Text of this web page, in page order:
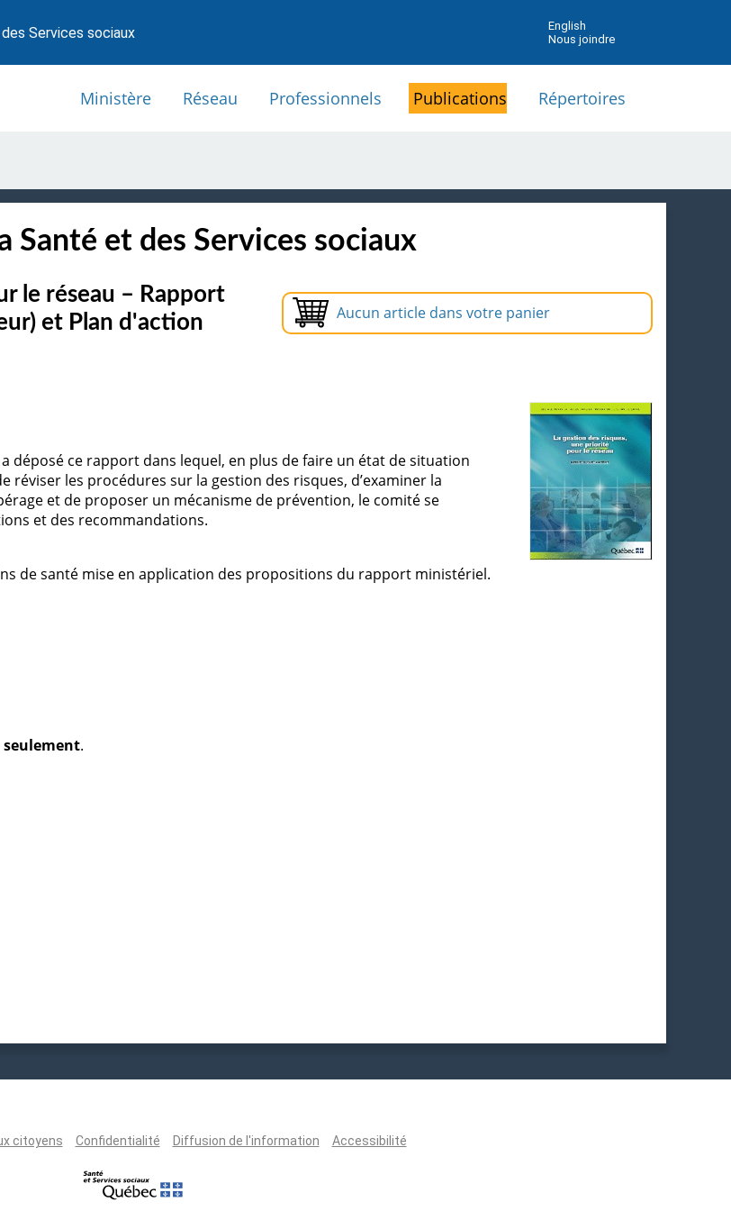
Services sociaux
English
Nous joindre
Ministère Réseau Professionnels Publications Répertoires
Santé et des Services sociaux
Aucun article dans votre panier
le réseau – Rapport
et Plan d'action
déposé ce rapport dans lequel, en plus de faire un état de situation
réviser les procédures sur la gestion des risques, d’examiner la
et de proposer un mécanisme de prévention, le comité se
et des recommandations.
de santé mise en application des propositions du rapport ministériel.
.
citoyens Confidentialité Diffusion de l'information Accessibilité